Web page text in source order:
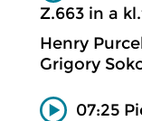
Z.663 in a
Henry
Grigory
07:25